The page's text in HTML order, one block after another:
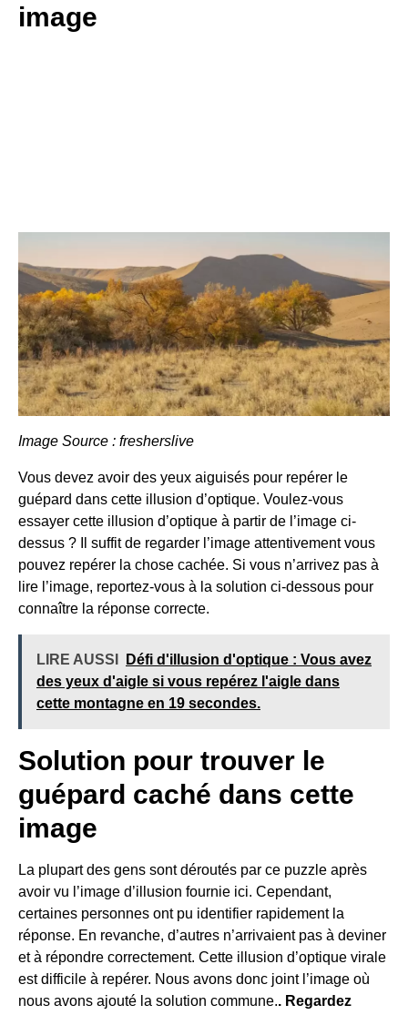
image
Image Source : fresherslive
Vous devez avoir des yeux aiguisés pour repérer le
guépard dans cette illusion d’optique. Voulez-vous
essayer cette illusion d’optique à partir de l’image ci-
dessus ? Il suffit de regarder l’image attentivement vous
pouvez repérer la chose cachée. Si vous n’arrivez pas à
lire l’image, reportez-vous à la solution ci-dessous pour
connaître la réponse correcte.
LIRE AUSSI
Défi d'illusion d'optique : Vous avez
des yeux d'aigle si vous repérez l'aigle dans
cette montagne en 19 secondes.
Solution pour trouver le
guépard caché dans cette
image
La plupart des gens sont déroutés par ce puzzle après
avoir vu l’image d’illusion fournie ici. Cependant,
certaines personnes ont pu identifier rapidement la
réponse. En revanche, d’autres n’arrivaient pas à deviner
et à répondre correctement. Cette illusion d’optique virale
est difficile à repérer. Nous avons donc joint l’image où
nous avons ajouté la solution commune.. Regardez